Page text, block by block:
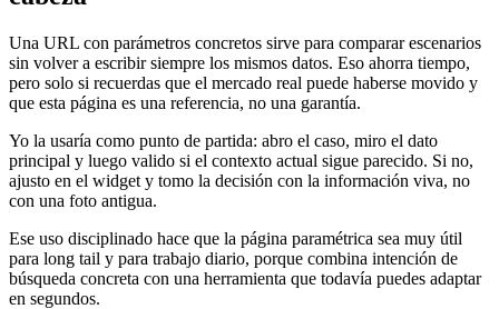
Una URL con parámetros concretos sirve para comparar escenarios
sin volver a escribir siempre los mismos datos. Eso ahorra tiempo,
pero solo si recuerdas que el mercado real puede haberse movido y
que esta página es una referencia, no una garantía.
Yo la usaría como punto de partida: abro el caso, miro el dato
principal y luego valido si el contexto actual sigue parecido. Si no,
ajusto en el widget y tomo la decisión con la información viva, no
con una foto antigua.
Ese uso disciplinado hace que la página paramétrica sea muy útil
para long tail y para trabajo diario, porque combina intención de
búsqueda concreta con una herramienta que todavía puedes adaptar
en segundos.